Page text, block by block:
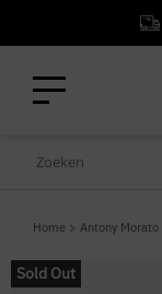
Home > Antony Morato
Sold Out